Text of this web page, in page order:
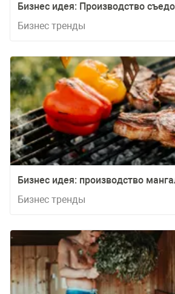
Бизнес идея: Производство
Бизнес тренды
Бизнес идея: производство
Бизнес тренды